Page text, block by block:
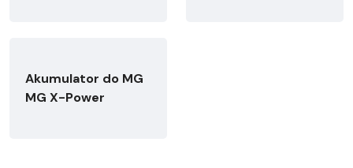
Akumulator do MG
MG X-Power